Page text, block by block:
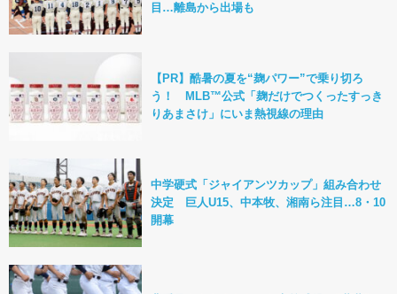
目…離島から出場も
【PR】酷暑の夏を“麹パワー”で乗り切ろ
う！ MLB™公式「麹だけでつくったすっき
りあまさけ」にいま熱視線の理由
中学硬式「ジャイアンツカップ」組み合わせ
決定 巨人U15、中本牧、湘南ら注目…8・10
開幕